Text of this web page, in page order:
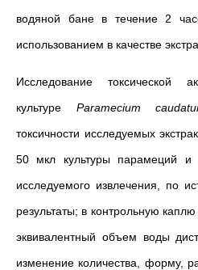
водяной бане в течение 2
использованием в качестве
Исследование токсической
культуре Paramecium
токсичности исследуемых
50 мкл культуры парамеций
исследуемого извлечения, по
результаты; в контрольную каплю
эквивалентный объем воды
изменение количества, форму,